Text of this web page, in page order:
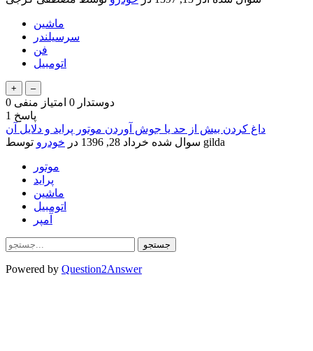
ماشین
سرسیلندر
فن
اتومبیل
0 دوستدار 0 امتیاز منفی
1 پاسخ
داغ کردن بیش از حد یا جوش آوردن موتور پراید و دلایل آن
سوال شده خرداد 28, 1396 در خودرو gilda
موتور
پراید
ماشین
اتومبیل
آمپر
Powered by Question2Answer